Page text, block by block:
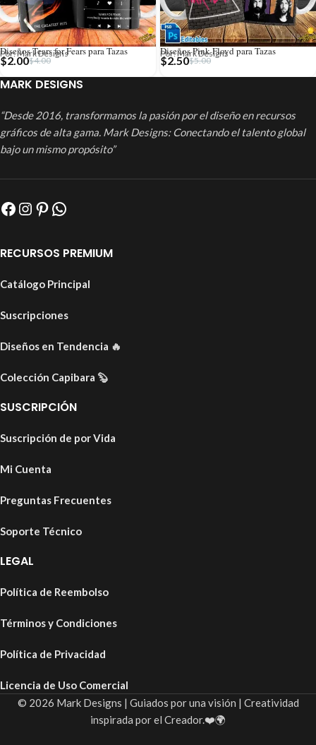
Diseños Tears for Fears para Tazas
Por: Mark Designs
$4.00
$2.00
Diseños Pink Floyd para Tazas
Por: Mark Designs
$5.00
$2.50
MARK DESIGNS
“Desde 2016, transformamos la pasión por el diseño en recursos
gráficos de alta gama. Mark Designs: Conectando el talento global
bajo un mismo propósito”
RECURSOS PREMIUM
Catálogo Principal
Suscripciones
Diseños en Tendencia 🔥
Colección Capibara 🦫
SUSCRIPCIÓN
Suscripción de por Vida
Mi Cuenta
Preguntas Frecuentes
Soporte Técnico
LEGAL
Política de Reembolso
Términos y Condiciones
Política de Privacidad
Licencia de Uso Comercial
© 2026 Mark Designs | Guiados por una visión | Creatividad
inspirada por el Creador.❤️🌍